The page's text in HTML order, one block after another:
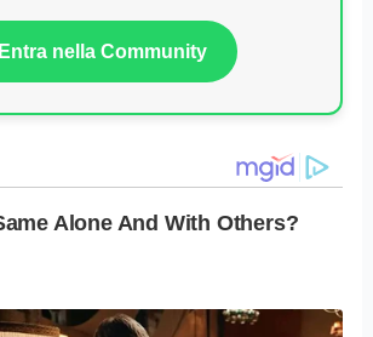
Entra nella Community